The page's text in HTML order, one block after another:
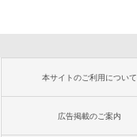
本サイトのご利用について
広告掲載のご案内